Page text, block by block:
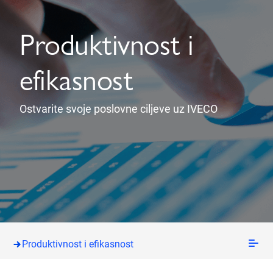
Produktivnost i
efikasnost
Ostvarite svoje poslovne ciljeve uz IVECO
Produktivnost i efikasnost